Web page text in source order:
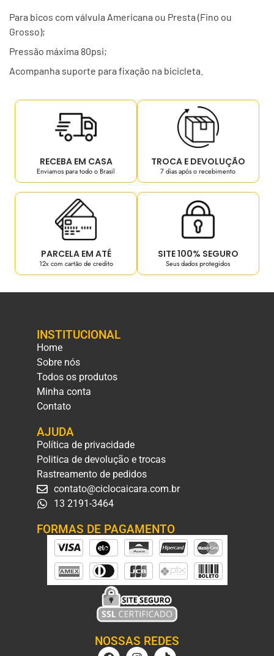
Para bicos com válvula Americana ou Presta (Fino ou
Grosso);
Pressão máxima 80psi;
Acompanha suporte para fixação na bicicleta.
RECEBA EM CASA
Enviamos para todo o Brasil
TROCA E DEVOLUÇÃO
7 dias após o recebimento
PARCELA EM ATÉ
12x com cartão de credito
SITE 100% SEGURO
Seus dados protegidos
INSTITUCIONAL
Home
Sobre nós
Todos os produtos
Minha conta
Contato
AJUDA
Política de privacidade
Politica de devolução e trocas
Rastreamento de pedidos
contato@ciclocaicara.com.br
13 2191-3464
FORMAS DE PAGAMENTO
NOSSAS REDES